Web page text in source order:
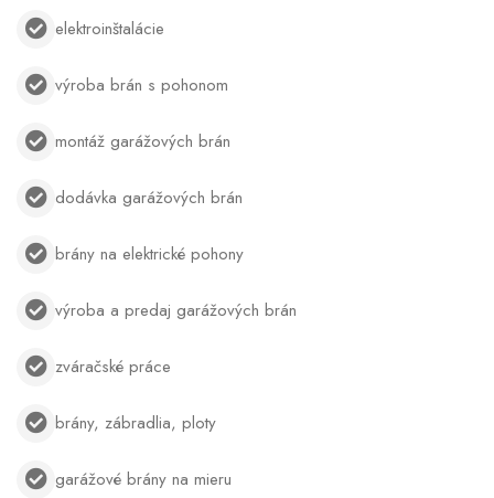
elektroinštalácie
výroba brán s pohonom
montáž garážových brán
dodávka garážových brán
brány na elektrické pohony
výroba a predaj garážových brán
zváračské práce
brány, zábradlia, ploty
garážové brány na mieru